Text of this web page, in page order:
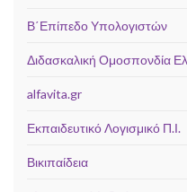
Β΄Επίπεδο Υπολογιστών
Διδασκαλική Ομοσπονδία
alfavita.gr
Εκπαιδευτικό Λογισμικό Π.Ι.
Βικιπαίδεια